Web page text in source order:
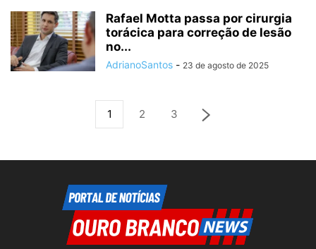
Rafael Motta passa por cirurgia
torácica para correção de lesão
no...
AdrianoSantos - 23 de agosto de 2025
1 2 3